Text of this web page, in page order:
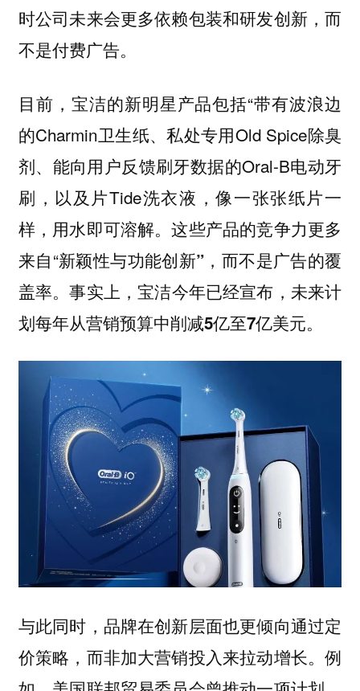
时公司未来会更多依赖包装和研发创新，而
不是付费广告。
目前，宝洁的新明星产品包括“带有波浪边
的Charmin卫生纸、私处专用Old Spice除臭
剂、能向用户反馈刷牙数据的Oral-B电动牙
刷，以及片Tide洗衣液，像一张张纸片一
样，用水即可溶解。这些产品的竞争力更多
来自“新颖性与功能创新” ，而不是广告的覆
盖率。事实上，宝洁今年已经宣布，未来计
划每年从营销预算中削减5亿至7亿美元。
与此同时，品牌在创新层面也更倾向通过定
价策略，而非加大营销投入来拉动增长。例